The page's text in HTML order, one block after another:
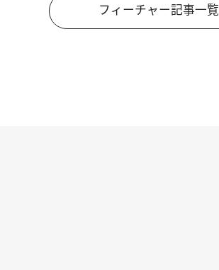
フィーチャー記事一覧